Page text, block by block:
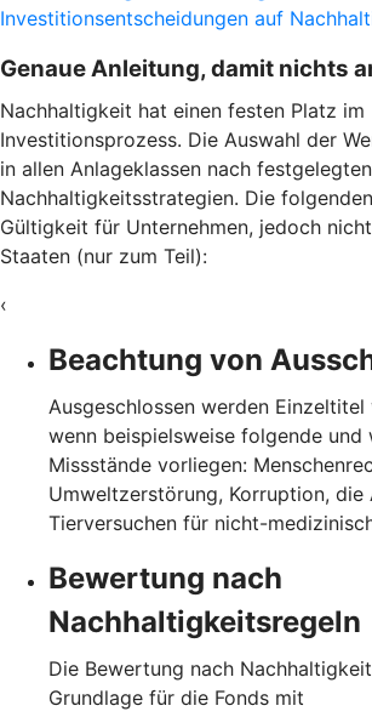
Investitionsentscheidungen auf
Genaue Anleitung, damit nichts
Nachhaltigkeit hat einen festen Platz im
Investitionsprozess. Die Auswahl der
in allen Anlageklassen nach festgelegten
Nachhaltigkeitsstrategien. Die
Gültigkeit für Unternehmen, jedoch
Staaten (nur zum Teil):
‹
Beachtung von
Ausgeschlossen werden Einzeltitel
wenn beispielsweise folgende und
Missstände vorliegen:
Umweltzerstörung, Korruption, die
Tierversuchen für nicht-
Bewertung nach
Nachhaltigkeitsregeln
Die Bewertung nach
Grundlage für die Fonds mit